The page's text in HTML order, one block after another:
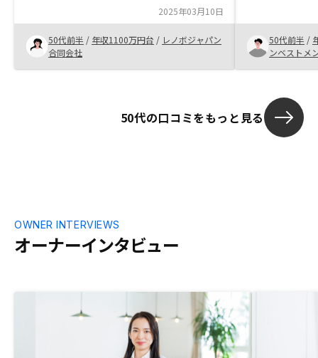
誰にもわからないと思うが、ローンを組め
るだけ組んで資産形成は理にかなってると
思う。それぞれ考え方があると思うが、大
手の会社員という武器を有効活用できるの
は不動産ならではかなと。
2025年03月10日
50代前半 / 年収1100万円台 / レノボジャパン
合同会社
断したため。
50代前半 /
ンベストメ
50代の口コミをもっと見る
オーナーインタビュー
OWNER INTERVIEWS